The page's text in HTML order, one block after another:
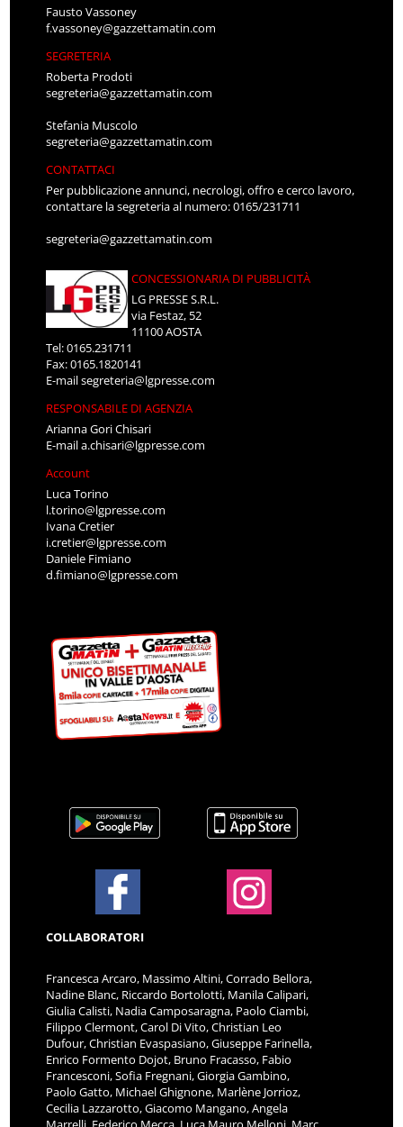
Fausto Vassoney
f.vassoney@gazzettamatin.com
SEGRETERIA
Roberta Prodoti
segreteria@gazzettamatin.com
Stefania Muscolo
segreteria@gazzettamatin.com
CONTATTACI
Per pubblicazione annunci, necrologi, offro e cerco lavoro,
contattare la segreteria al numero: 0165/231711
segreteria@gazzettamatin.com
CONCESSIONARIA DI PUBBLICITÀ
LG PRESSE S.R.L.
via Festaz, 52
11100 AOSTA
Tel: 0165.231711
Fax: 0165.1820141
E-mailsegreteria@lgpresse.com
RESPONSABILE DI AGENZIA
Arianna Gori Chisari
E-maila.chisari@lgpresse.com
Account
Luca Torino
l.torino@lgpresse.com
Ivana Cretier
i.cretier@lgpresse.com
Daniele Fimiano
d.fimiano@lgpresse.com
COLLABORATORI
Francesca Arcaro, Massimo Altini, Corrado Bellora,
Nadine Blanc, Riccardo Bortolotti, Manila Calipari,
Giulia Calisti, Nadia Camposaragna, Paolo Ciambi,
Filippo Clermont, Carol Di Vito, Christian Leo
Dufour, Christian Evaspasiano, Giuseppe Farinella,
Enrico Formento Dojot, Bruno Fracasso, Fabio
Francesconi, Sofia Fregnani, Giorgia Gambino,
Paolo Gatto, Michael Ghignone, Marlène Jorrioz,
Cecilia Lazzarotto, Giacomo Mangano, Angela